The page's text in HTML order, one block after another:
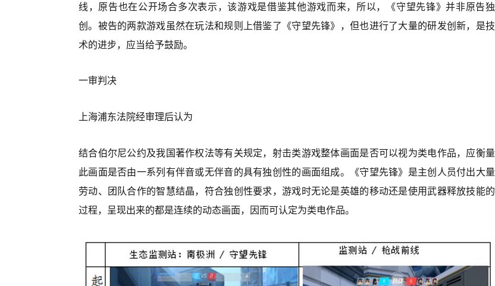
线，原告也在公开场合多次表示，该游戏是借鉴其他游戏而来，所以，《守望先锋》并非原告独
创。被告的两款游戏虽然在玩法和规则上借鉴了《守望先锋》，但也进行了大量的研发创新，是技
术的进步，应当给予鼓励。
一审判决
上海浦东法院经审理后认为
结合伯尔尼公约及我国著作权法等有关规定，射击类游戏整体画面是否可以视为类电作品，应衡量
此画面是否由一系列有伴音或无伴音的具有独创性的画面组成。《守望先锋》是主创人员付出大量
劳动、团队合作的智慧结晶，符合独创性要求，游戏时无论是英雄的移动还是使用武器释放技能的
过程，呈现出来的都是连续的动态画面，因而可认定为类电作品。